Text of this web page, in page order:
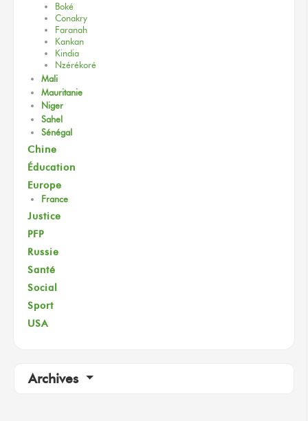
Boké
Conakry
Faranah
Kankan
Kindia
Nzérékoré
Mali
Mauritanie
Niger
Sahel
Sénégal
Chine
Éducation
Europe
France
Justice
PFP
Russie
Santé
Social
Sport
USA
Archives